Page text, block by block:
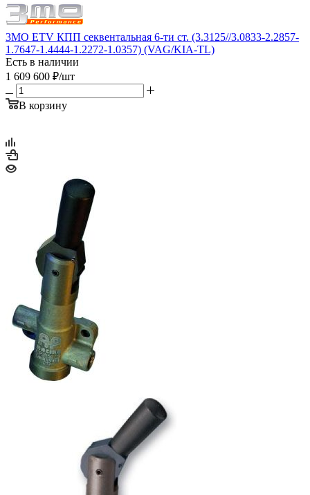
3MO ETV КПП секвентальная 6-ти ст. (3.3125//3.0833-2.2857-
1.7647-1.4444-1.2272-1.0357) (VAG/KIA-TL)
Есть в наличии
1 609 600 ₽/шт
В корзину